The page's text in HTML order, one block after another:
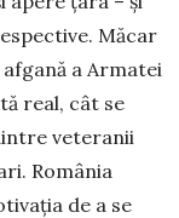
Măcar
a Armatei
real, cât se
veteranii
România
de a se